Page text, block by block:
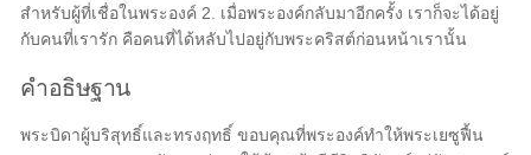
สำหรับผู้ที่เชื่อในพระองค์ 2. เมื่อพระองค์กลับมาอีกครั้ง เราก็จะได้อยู่
กับคนที่เรารัก คือคนที่ได้หลับไปอยู่กับพระคริสต์ก่อนหน้าเรานั้น
คำอธิษฐาน
พระบิดาผู้บริสุทธิ์และทรงฤทธิ์ ขอบคุณที่พระองค์ทำให้พระเยซูฟื้น